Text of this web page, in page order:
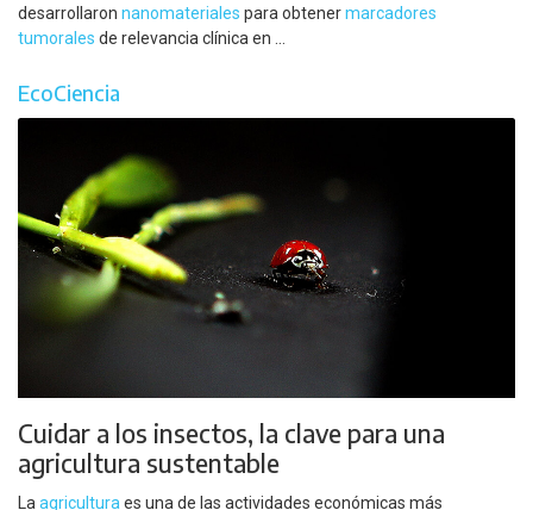
desarrollaron nanomateriales para obtenermarcadores
tumorales de relevancia clínica en ...
EcoCiencia
Cuidar a los insectos, la clave para una
agricultura sustentable
La agricultura es una de las actividades económicas más